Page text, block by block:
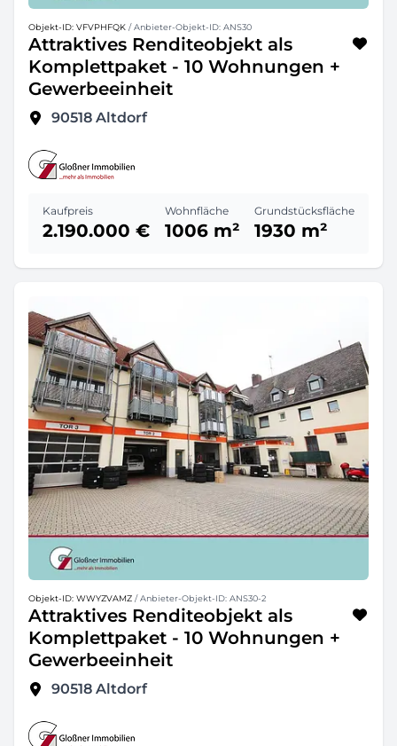
Objekt-ID: VFVPHFQK / Anbieter-Objekt-ID: ANS30
Attraktives Renditeobjekt als
Komplettpaket - 10 Wohnungen +
Gewerbeeinheit
90518 Altdorf
Kaufpreis
2.190.000 €
Wohnfläche
1006 m²
Grundstücksfläche
1930 m²
Objekt-ID: WWYZVAMZ / Anbieter-Objekt-ID: ANS30-2
Attraktives Renditeobjekt als
Komplettpaket - 10 Wohnungen +
Gewerbeeinheit
90518 Altdorf